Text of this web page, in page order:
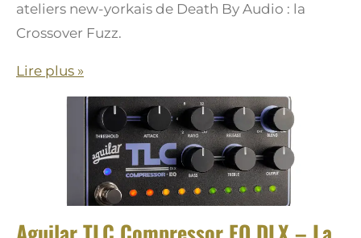
ateliers new-yorkais de Death By Audio : la
Crossover Fuzz.
Lire plus »